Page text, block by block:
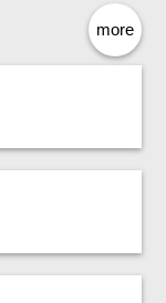
more